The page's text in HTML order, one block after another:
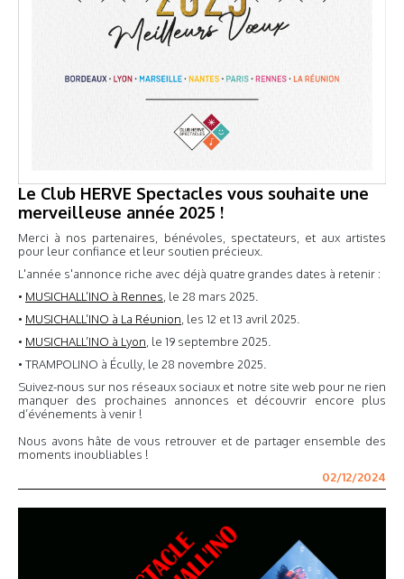
Le Club HERVE Spectacles vous souhaite une
merveilleuse année 2025 !
Merci à nos partenaires, bénévoles, spectateurs, et aux artistes
pour leur confiance et leur soutien précieux.
L'année s'annonce riche avec déjà quatre grandes dates à retenir :
• MUSICHALL’INO à Rennes, le 28 mars 2025.
• MUSICHALL’INO à La Réunion, les 12 et 13 avril 2025.
• MUSICHALL’INO à Lyon, le 19 septembre 2025.
• TRAMPOLINO à Écully, le 28 novembre 2025.
Suivez-nous sur nos réseaux sociaux et notre site web pour ne rien
manquer des prochaines annonces et découvrir encore plus
d’événements à venir !
Nous avons hâte de vous retrouver et de partager ensemble des
moments inoubliables !
02/12/2024